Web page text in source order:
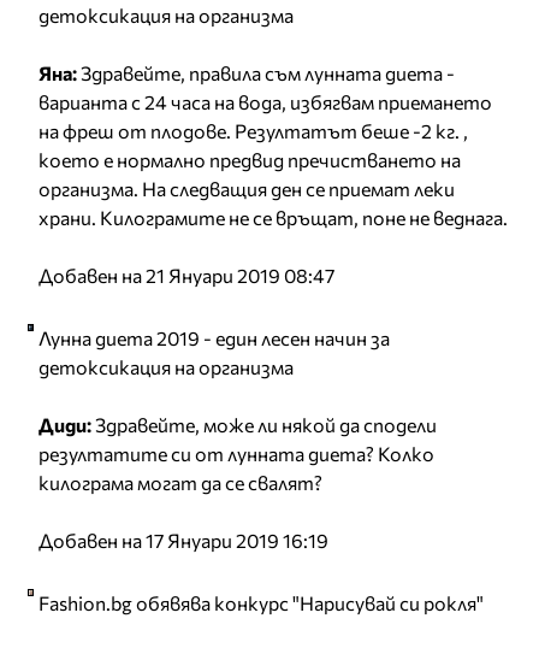
детоксикация на организма
Яна:Здравейте, правила съм лунната диета -
варианта с 24 часа на вода, избягвам приемането
на фреш от плодове. Резултатът беше -2 кг. ,
което е нормално предвид пречистването на
организма. На следващия ден се приемат леки
храни. Килограмите не се връщат, поне не веднага.
Добавен на 21 Януари 2019 08:47
Лунна диета 2019 - един лесен начин за
детоксикация на организма
Диди:Здравейте, може ли някой да сподели
резултатите си от лунната диета? Колко
килограма могат да се свалят?
Добавен на 17 Януари 2019 16:19
Fashion.bg обявява конкурс "Нарисувай си рокля"